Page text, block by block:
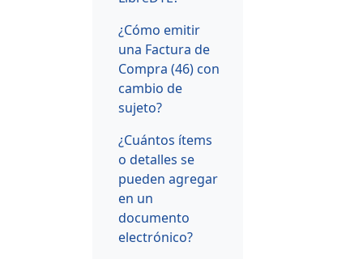
¿Cómo emitir
una Factura de
Compra (46) con
cambio de
sujeto?
¿Cuántos ítems
o detalles se
pueden agregar
en un
documento
electrónico?